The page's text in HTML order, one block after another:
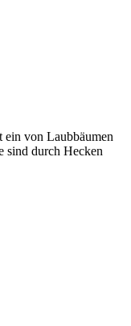
ein von Laubbäumen
sind durch Hecken